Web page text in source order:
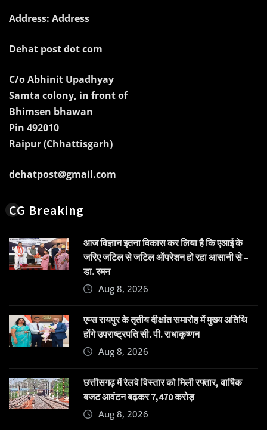
Address: Address
Dehat post dot com
C/o Abhinit Upadhyay
Samta colony, in front of
Bhimsen bhawan
Pin 492010
Raipur (Chhattisgarh)
dehatpost@gmail.com
CG Breaking
आज विज्ञान इतना विकास कर लिया है कि एआई के
जरिए जटिल से जटिल ऑपरेशन हो रहा आसानी से –
डा. रमन
Aug 8, 2026
एम्स रायपुर के तृतीय दीक्षांत समारोह में मुख्य अतिथि
होंगे उपराष्ट्रपति सी. पी. राधाकृष्णन
Aug 8, 2026
छत्तीसगढ़ में रेलवे विस्तार को मिली रफ्तार, वार्षिक
बजट आवंटन बढ़कर 7,470 करोड़
Aug 8, 2026